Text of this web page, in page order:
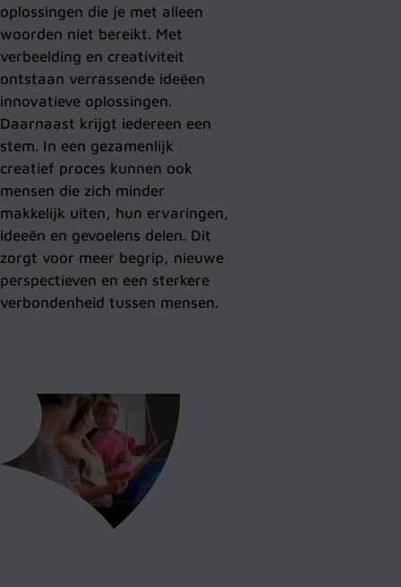
oplossingen die je met alleen
woorden niet bereikt. Met
verbeelding en creativiteit
ontstaan verrassende ideëen
innovatieve oplossingen.
Daarnaast krijgt iedereen een
stem. In een gezamenlijk
creatief proces kunnen ook
mensen die zich minder
makkelijk uiten, hun ervaringen,
ideeën en gevoelens delen. Dit
zorgt voor meer begrip, nieuwe
perspectieven en een sterkere
verbondenheid tussen mensen.